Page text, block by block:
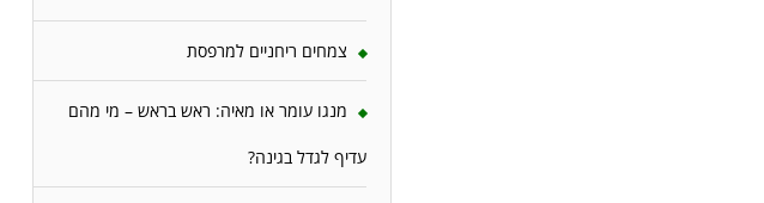
צמחים ריחניים למרפסת
מנגו עומר או מאיה: ראש בראש – מי מהם
עדיף לגדל בגינה?